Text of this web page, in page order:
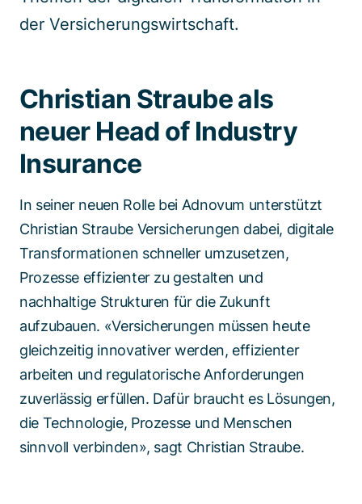
der Versicherungswirtschaft.
Christian Straube als
neuer Head of Industry
Insurance
In seiner neuen Rolle bei Adnovum unterstützt
Christian Straube Versicherungen dabei, digitale
Transformationen schneller umzusetzen,
Prozesse effizienter zu gestalten und
nachhaltige Strukturen für die Zukunft
aufzubauen. «Versicherungen müssen heute
gleichzeitig innovativer werden, effizienter
arbeiten und regulatorische Anforderungen
zuverlässig erfüllen. Dafür braucht es Lösungen,
die Technologie, Prozesse und Menschen
sinnvoll verbinden», sagt Christian Straube.